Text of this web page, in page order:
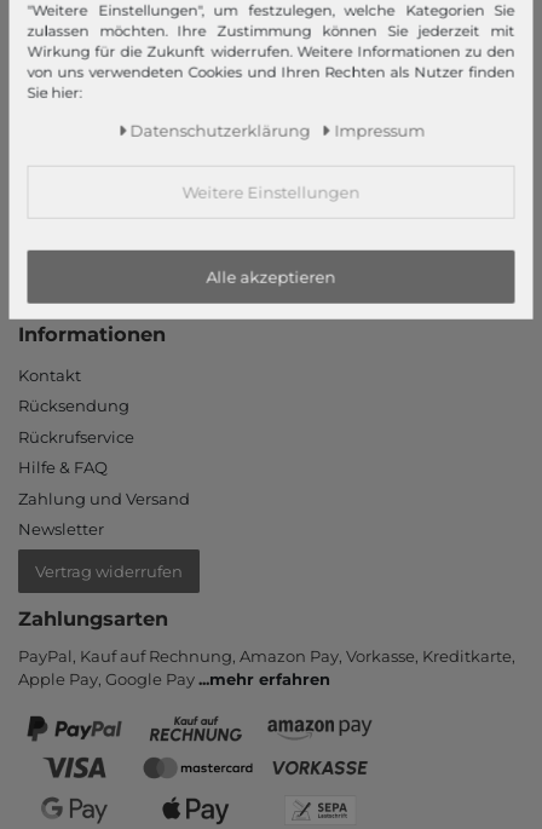
Widerrufsrecht
Datenschutzerklärung
Datenschutzeinstellungen
Unsere Stores
Informationen
Kontakt
Rücksendung
Rückrufservice
Hilfe & FAQ
Zahlung und Versand
Newsletter
Vertrag widerrufen
Zahlungsarten
PayPal, Kauf auf Rechnung, Amazon Pay, Vor­kasse, Kredit­karte,
Apple Pay, Google Pay...mehr erfahren
"Weitere Einstellungen", um festzulegen, welche Kategorien Sie
zulassen möchten. Ihre Zustimmung können Sie jederzeit mit
Wirkung für die Zukunft widerrufen. Weitere Informationen zu den
von uns verwendeten Cookies und Ihren Rechten als Nutzer finden
Sie hier:
Daten­schutz­erklärung Impressum
Weitere Einstellungen
Alle akzeptieren